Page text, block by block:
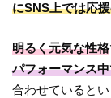
にSNS上では応
明るく元気な性格
パフォーマンス
合わせていると